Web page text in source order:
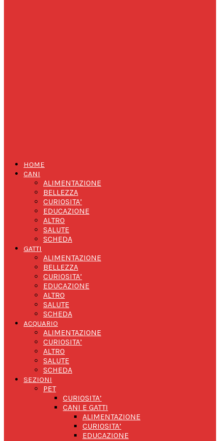
HOME
CANI
ALIMENTAZIONE
BELLEZZA
CURIOSITA’
EDUCAZIONE
ALTRO
SALUTE
SCHEDA
GATTI
ALIMENTAZIONE
BELLEZZA
CURIOSITA’
EDUCAZIONE
ALTRO
SALUTE
SCHEDA
ACQUARIO
ALIMENTAZIONE
CURIOSITA’
ALTRO
SALUTE
SCHEDA
SEZIONI
PET
CURIOSITA’
CANI E GATTI
ALIMENTAZIONE
CURIOSITA’
EDUCAZIONE